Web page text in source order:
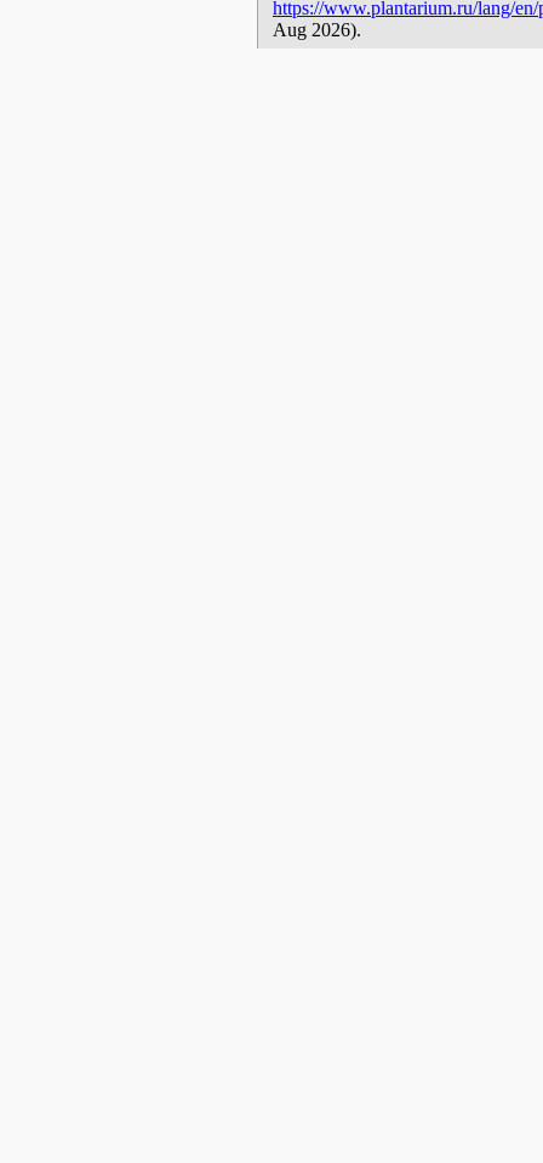
https://www.plantarium.ru/lang/
Aug 2026).